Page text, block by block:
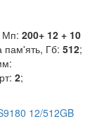
Мп: 200+ 12 + 10
пам'ять, Гб: 512;
2;